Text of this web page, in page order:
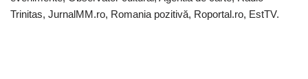
Trinitas, JurnalMM.ro, Romania pozitivă, Roportal.ro, EstTV.